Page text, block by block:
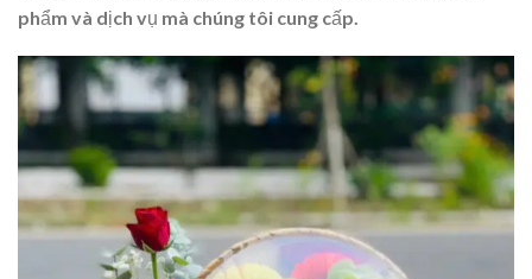
phẩm và dịch vụ mà chúng tôi cung cấp.